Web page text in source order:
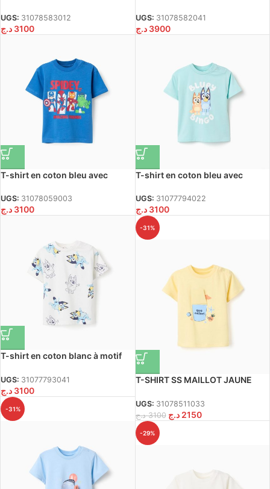
bébé garçon
UGS: 31078583012
3100 د.ج
UGS: 31078582041
3900 د.ج
T-shirt en coton bleu avec
bébés et garçons
UGS: 31078059003
3100 د.ج
T-shirt en coton bleu avec
bébés et enfants
UGS: 31077794022
3100 د.ج
T-shirt en coton blanc à motif
UGS: 31077793041
3100 د.ج
-31%
T-SHIRT SS MAILLOT JAUNE
UGS: 31078511033
3100 د.ج 2150 د.ج
-31%
-29%